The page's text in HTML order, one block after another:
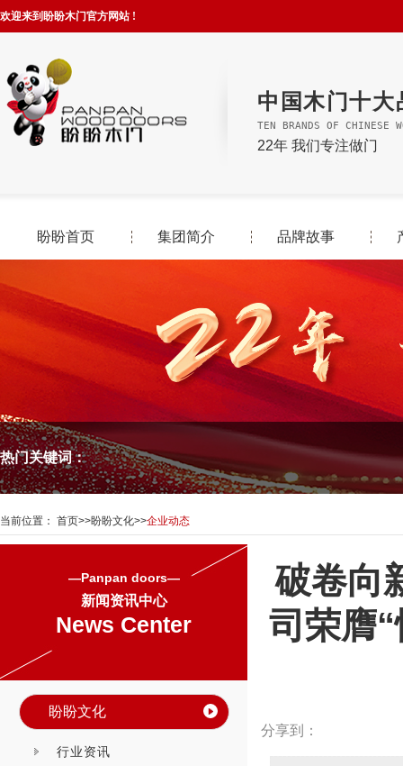
欢迎来到盼盼木门官方网站 !
中国木门十大
TEN BRANDS OF CHINESE
22年 我们专注做门
盼盼首页 集团简介 品牌故事
热门关键词：
当前位置： 首页>>盼盼文化>>企业动态
—Panpan doors—
新闻资讯中心
News Center
盼盼文化
行业资讯
破卷向
司荣膺
分享到：